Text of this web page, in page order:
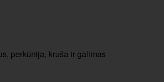
perkūnija, kruša ir galimas